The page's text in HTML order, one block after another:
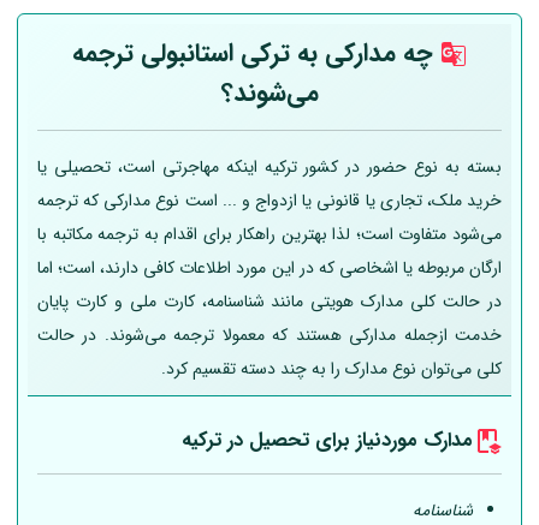
چه مدارکی به ترکی استانبولی ترجمه
می‌شوند؟
بسته به نوع حضور در کشور ترکیه اینکه مهاجرتی است، تحصیلی یا
خرید ملک، تجاری یا قانونی یا ازدواج و ... است نوع مدارکی که ترجمه
می‌شود متفاوت است؛ لذا بهترین راهکار برای اقدام به ترجمه مکاتبه با
ارگان مربوطه یا اشخاصی که در این مورد اطلاعات کافی دارند، است؛ اما
در حالت کلی مدارک هویتی مانند شناسنامه، کارت ملی و کارت پایان
خدمت ازجمله مدارکی هستند که معمولا ترجمه می‌شوند. در حالت
کلی می‌توان نوع مدارک را به چند دسته تقسیم کرد.
مدارک موردنیاز برای تحصیل در ترکیه
شناسنامه